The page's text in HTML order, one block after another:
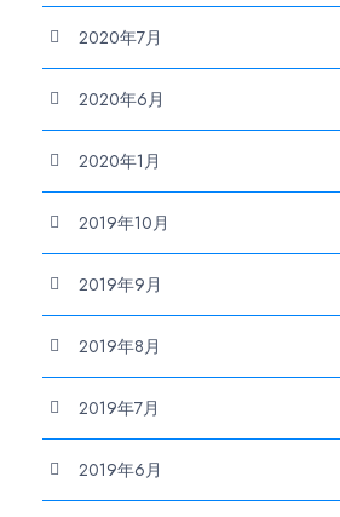
2020年7月
2020年6月
2020年1月
2019年10月
2019年9月
2019年8月
2019年7月
2019年6月